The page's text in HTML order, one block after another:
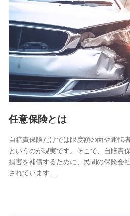
【共同して利用される利用データの
当社又は株式会社NTTドコモがサー
した、以下の情報などの個人データ
基本情報
氏名、電話番号、メールアドレス
属性、連絡先、dポイントサービ
報。例として、dポイントカード
構成、住所、dポイント残高、d
含まれます。
当社又は株式会社NTTドコモが提
又は株式会社NTTドコモが提供
約状態・ご利用履歴インターネ
る情報、アプリケーション利用
購入されたサービスや商品の名
する情報、アンケートの回答に関
任意保険とは
自賠責保険だけでは限度額の面や運転
というのが現実です。そこで、自賠責
損害を補償するために、民間の保険会
されています…